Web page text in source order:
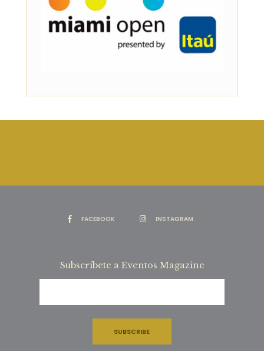
FACEBOOK INSTAGRAM
Subscríbete a Eventos Magazine